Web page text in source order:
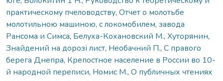
практическому пчеловодству, Отчет о молотьбе
молотильною машиною, с локомобилем, завода
Рансома и Симса, Белуха-Кохановский М., Хуторянин,
Знайдений на дорозі лист, Необачний П., С правого
берега Днепра, Крепостное население в России во 10-
й народной переписи, Номис М., О публичных чтениях